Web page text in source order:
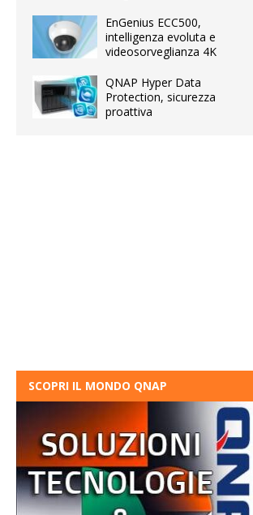
EnGenius ECC500,
intelligenza evoluta e
videosorveglianza 4K
QNAP Hyper Data
Protection, sicurezza
proattiva
SCOPRI IL MONDO QNAP